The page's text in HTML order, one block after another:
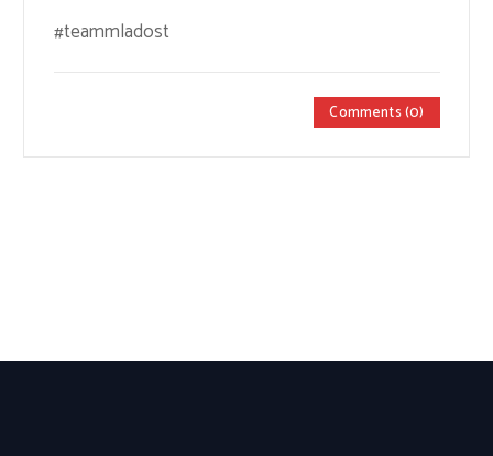
#teammladost
Comments (0)